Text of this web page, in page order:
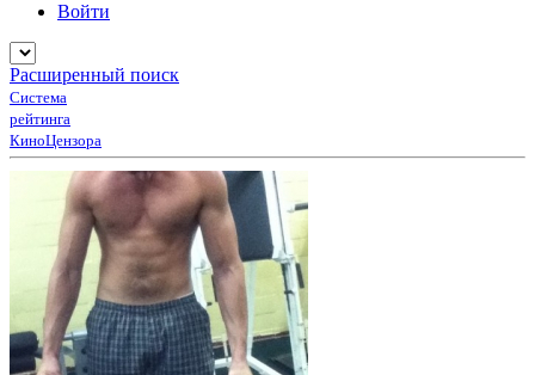
Войти
Расширенный поиск
Система
рейтинга
КиноЦензора